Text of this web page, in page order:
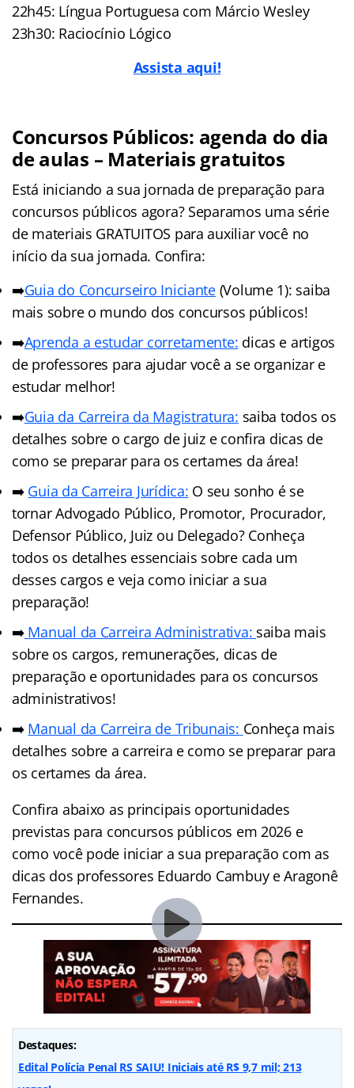
22h45: Língua Portuguesa com Márcio Wesley
23h30: Raciocínio Lógico
Assista aqui!
Concursos Públicos: agenda do dia
de aulas – Materiais gratuitos
Está iniciando a sua jornada de preparação para
concursos públicos agora? Separamos uma série
de materiais GRATUITOS para auxiliar você no
início da sua jornada. Confira:
➡️Guia do Concurseiro Iniciante(Volume 1): saiba
mais sobre o mundo dos concursos públicos!
➡️Aprenda a estudar corretamente: dicas e artigos
de professores para ajudar você a se organizar e
estudar melhor!
➡️Guia da Carreira da Magistratura: saiba todos os
detalhes sobre o cargo de juiz e confira dicas de
como se preparar para os certames da área!
➡️ Guia da Carreira Jurídica: O seu sonho é se
tornar Advogado Público, Promotor, Procurador,
Defensor Público, Juiz ou Delegado? Conheça
todos os detalhes essenciais sobre cada um
desses cargos e veja como iniciar a sua
preparação!
➡️Manual da Carreira Administrativa: saiba mais
sobre os cargos, remunerações, dicas de
preparação e oportunidades para os concursos
administrativos!
➡️ Manual da Carreira de Tribunais: Conheça mais
detalhes sobre a carreira e como se preparar para
os certames da área.
Confira abaixo as principais oportunidades
previstas para concursos públicos em 2026 e
como você pode iniciar a sua preparação com as
dicas dos professores Eduardo Cambuy e Aragonê
Fernandes.
Destaques:
Edital Polícia Penal RS SAIU! Iniciais até R$ 9,7 mil; 213